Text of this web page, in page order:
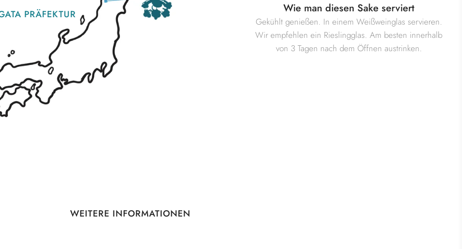
PRÄFEKTUR Wie man diesen Sake serviert
Gekühlt genießen. In einem Weißweinglas servieren.
Wir empfehlen ein Rieslingglas. Am besten innerhalb
von 3 Tagen nach dem Öffnen austrinken.
WEITERE INFORMATIONEN